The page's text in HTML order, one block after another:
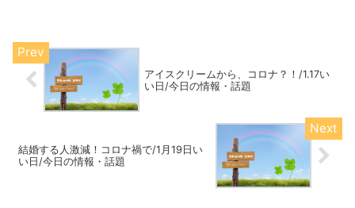
アイスクリームから、コロナ？！/1.17い
い日/今日の情報・話題
結婚する人激減！コロナ禍で/1月19日い
い日/今日の情報・話題